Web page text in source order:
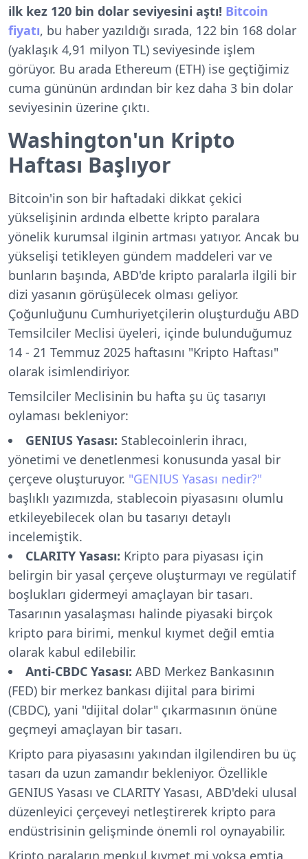
ilk kez 120 bin dolar seviyesini aştı! Bitcoin
fiyatı, bu haber yazıldığı sırada, 122 bin 168 dolar
(yaklaşık 4,91 milyon TL) seviyesinde işlem
görüyor. Bu arada Ethereum (ETH) ise geçtiğimiz
cuma gününün ardından bir kez daha 3 bin dolar
seviyesinin üzerine çıktı.
Washington'un Kripto
Haftası Başlıyor
Bitcoin'in son bir haftadaki dikkat çekici
yükselişinin ardında elbette kripto paralara
yönelik kurumsal ilginin artması yatıyor. Ancak bu
yükselişi tetikleyen gündem maddeleri var ve
bunların başında, ABD'de kripto paralarla ilgili bir
dizi yasanın görüşülecek olması geliyor.
Çoğunluğunu Cumhuriyetçilerin oluşturduğu ABD
Temsilciler Meclisi üyeleri, içinde bulunduğumuz
14 - 21 Temmuz 2025 haftasını "Kripto Haftası"
olarak isimlendiriyor.
Temsilciler Meclisinin bu hafta şu üç tasarıyı
oylaması bekleniyor:
GENIUS Yasası: Stablecoinlerin ihracı,
yönetimi ve denetlenmesi konusunda yasal bir
çerçeve oluşturuyor. "GENIUS Yasası nedir?"
başlıklı yazımızda, stablecoin piyasasını olumlu
etkileyebilecek olan bu tasarıyı detaylı
incelemiştik.
CLARITY Yasası: Kripto para piyasası için
belirgin bir yasal çerçeve oluşturmayı ve regülatif
boşlukları gidermeyi amaçlayan bir tasarı.
Tasarının yasalaşması halinde piyasaki birçok
kripto para birimi, menkul kıymet değil emtia
olarak kabul edilebilir.
Anti-CBDC Yasası: ABD Merkez Bankasının
(FED) bir merkez bankası dijital para birimi
(CBDC), yani "dijital dolar" çıkarmasının önüne
geçmeyi amaçlayan bir tasarı.
Kripto para piyasasını yakından ilgilendiren bu üç
tasarı da uzun zamandır bekleniyor. Özellikle
GENIUS Yasası ve CLARITY Yasası, ABD'deki ulusal
düzenleyici çerçeveyi netleştirerek kripto para
endüstrisinin gelişminde önemli rol oynayabilir.
Kripto paraların menkul kıymet mi yoksa emtia